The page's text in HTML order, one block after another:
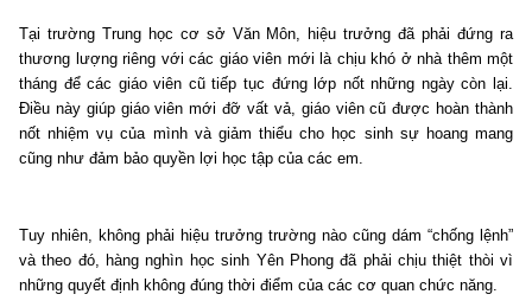
Tại trường Trung học cơ sở Văn Môn, hiệu trưởng đã phải đứng ra
thương lượng riêng với các giáo viên mới là chịu khó ở nhà thêm một
tháng để các giáo viên cũ tiếp tục đứng lớp nốt những ngày còn lại.
Điều này giúp giáo viên mới đỡ vất vả, giáo viên cũ được hoàn thành
nốt nhiệm vụ của mình và giảm thiểu cho học sinh sự hoang mang
cũng như đảm bảo quyền lợi học tập của các em.
Tuy nhiên, không phải hiệu trưởng trường nào cũng dám “chống lệnh”
và theo đó, hàng nghìn học sinh Yên Phong đã phải chịu thiệt thòi vì
những quyết định không đúng thời điểm của các cơ quan chức năng.